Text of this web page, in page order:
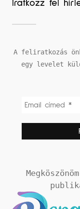
Iratkozz fel
A feliratkozás
egy levelet